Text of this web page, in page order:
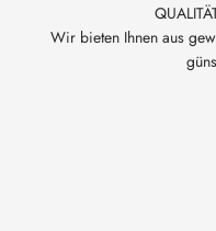
Wir bieten Ihnen aus